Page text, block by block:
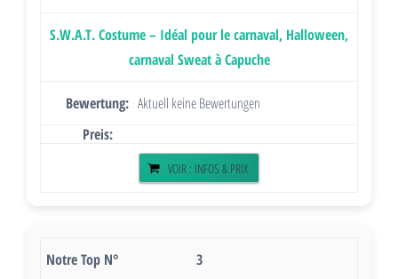
S.W.A.T. Costume – Idéal pour le carnaval, Halloween,
carnaval Sweat à Capuche
Aktuell keine Bewertungen
VOIR : INFOS & PRIX
3